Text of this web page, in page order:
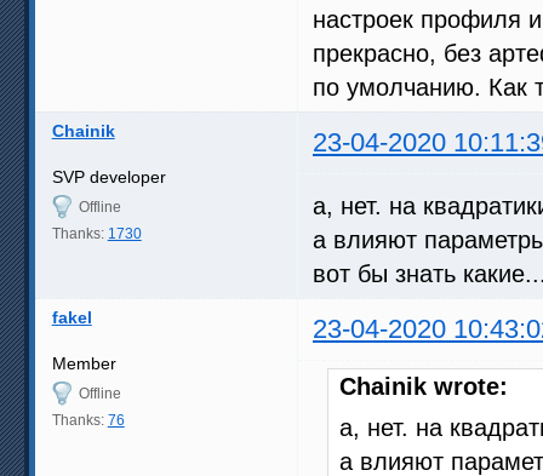
настроек профиля
прекрасно, без
по умолчанию. Как
Chainik 23-04-2020
SVP developer
Offline
Thanks: 1730
а, нет. на
а влияют
вот бы знать
fakel 23-04-2020
Member
Offline
Thanks: 76
Chainik wrote:
а, нет. на
а влияют